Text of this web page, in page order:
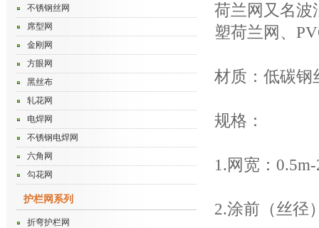
不锈钢丝网
席型网
金刚网
方眼网
黑丝布
轧花网
电焊网
不锈钢电焊网
六角网
勾花网
护栏网系列
折弯护栏网
荷兰网又名波
塑荷兰网、
材质：低碳钢
规格：
1.网宽：
2.涂前（丝径